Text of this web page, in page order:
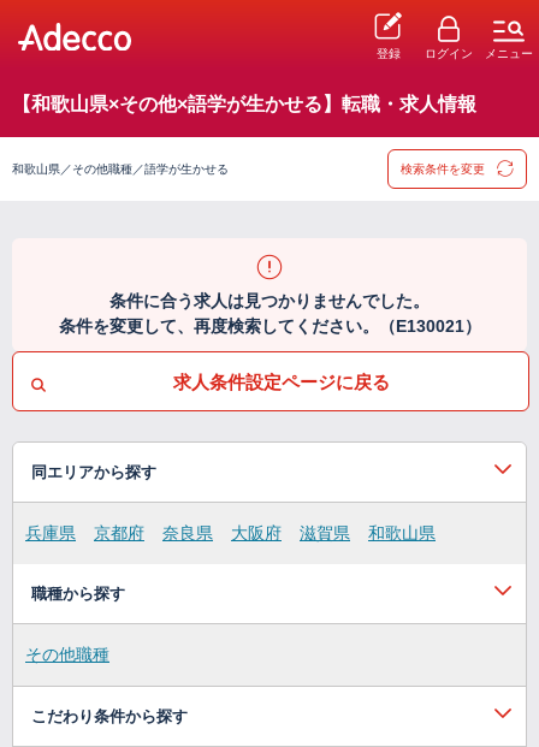
登録 ログイン メニュー
【和歌山県×その他×語学が生かせる】転職・求人情報
和歌山県／その他職種／語学が生かせる 検索条件を変更
条件に合う求人は見つかりませんでした。
条件を変更して、再度検索してください。（E130021）
求人条件設定ページに戻る
同エリアから探す
兵庫県 京都府 奈良県 大阪府 滋賀県 和歌山県
職種から探す
その他職種
こだわり条件から探す